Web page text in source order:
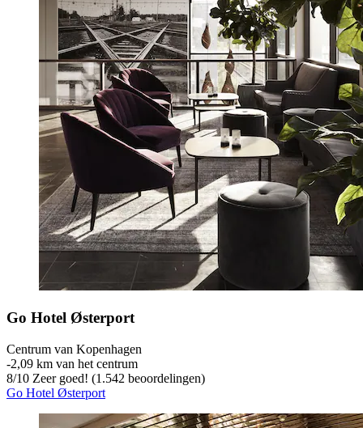
Go Hotel Østerport
Centrum van Kopenhagen
‐2,09 km van het centrum
8/10 Zeer goed! (1.542 beoordelingen)
Go Hotel Østerport